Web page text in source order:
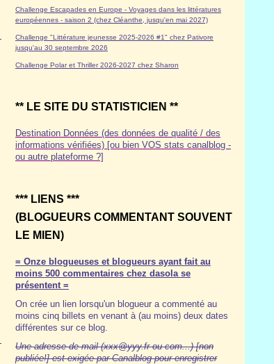
Challenge Escapades en Europe - Voyages dans les littératures
européennes - saison 2 (chez Cléanthe, jusqu'en mai 2027)
Challenge "Littérature jeunesse 2025-2026 #1" chez Pativore
jusqu'au 30 septembre 2026
Challenge Polar et Thriller 2026-2027 chez Sharon
** LE SITE DU STATISTICIEN **
Destination Données (des données de qualité / des
informations vérifiées) [ou bien VOS stats canalblog -
ou autre plateforme ?]
*** LIENS ***
(BLOGUEURS COMMENTANT SOUVENT
LE MIEN)
= Onze blogueuses et blogueurs ayant fait au
moins 500 commentaires chez dasola se
présentent =
On crée un lien lorsqu'un blogueur a commenté au
moins cinq billets en venant à (au moins) deux dates
différentes sur ce blog.
Une adresse de mail (xxx@yyy.fr ou com...) [non
publiée!] est exigée par Canalblog pour enregistrer